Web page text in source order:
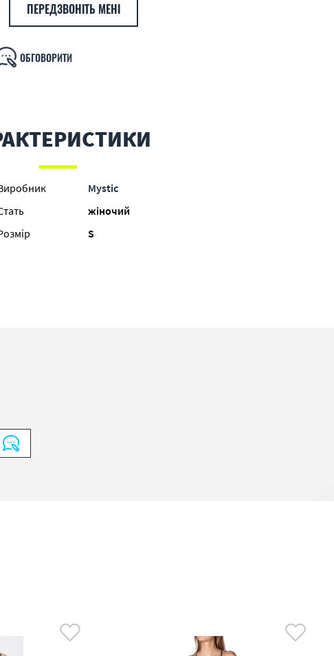
ПЕРЕДЗВОНІТЬ МЕНІ
ОБГОВОРИТИ
Mystic
жіночий
S